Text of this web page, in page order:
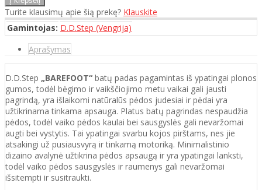
Turite klausimų apie šią prekę? Klauskite
Gamintojas: D.D.Step (Vengrija)
Aprašymas
D.D.Step „BAREFOOT“ batų padas pagamintas iš ypatingai plonos
gumos, todėl bėgimo ir vaikščiojimo metu vaikai gali jausti
pagrindą, yra išlaikomi natūralūs pėdos judesiai ir pėdai yra
užtikrinama tinkama apsauga. Platus batų pagrindas nespaudžia
pėdos, todėl vaiko pėdos kaulai bei sausgyslės gali nevaržomai
augti bei vystytis. Tai ypatingai svarbu kojos pirštams, nes jie
atsakingi už pusiausvyrą ir tinkamą motoriką. Minimalistinio
dizaino avalynė užtikrina pėdos apsaugą ir yra ypatingai lanksti,
todėl vaiko pėdos sausgyslės ir raumenys gali nevaržomai
išsitempti ir susitraukti.